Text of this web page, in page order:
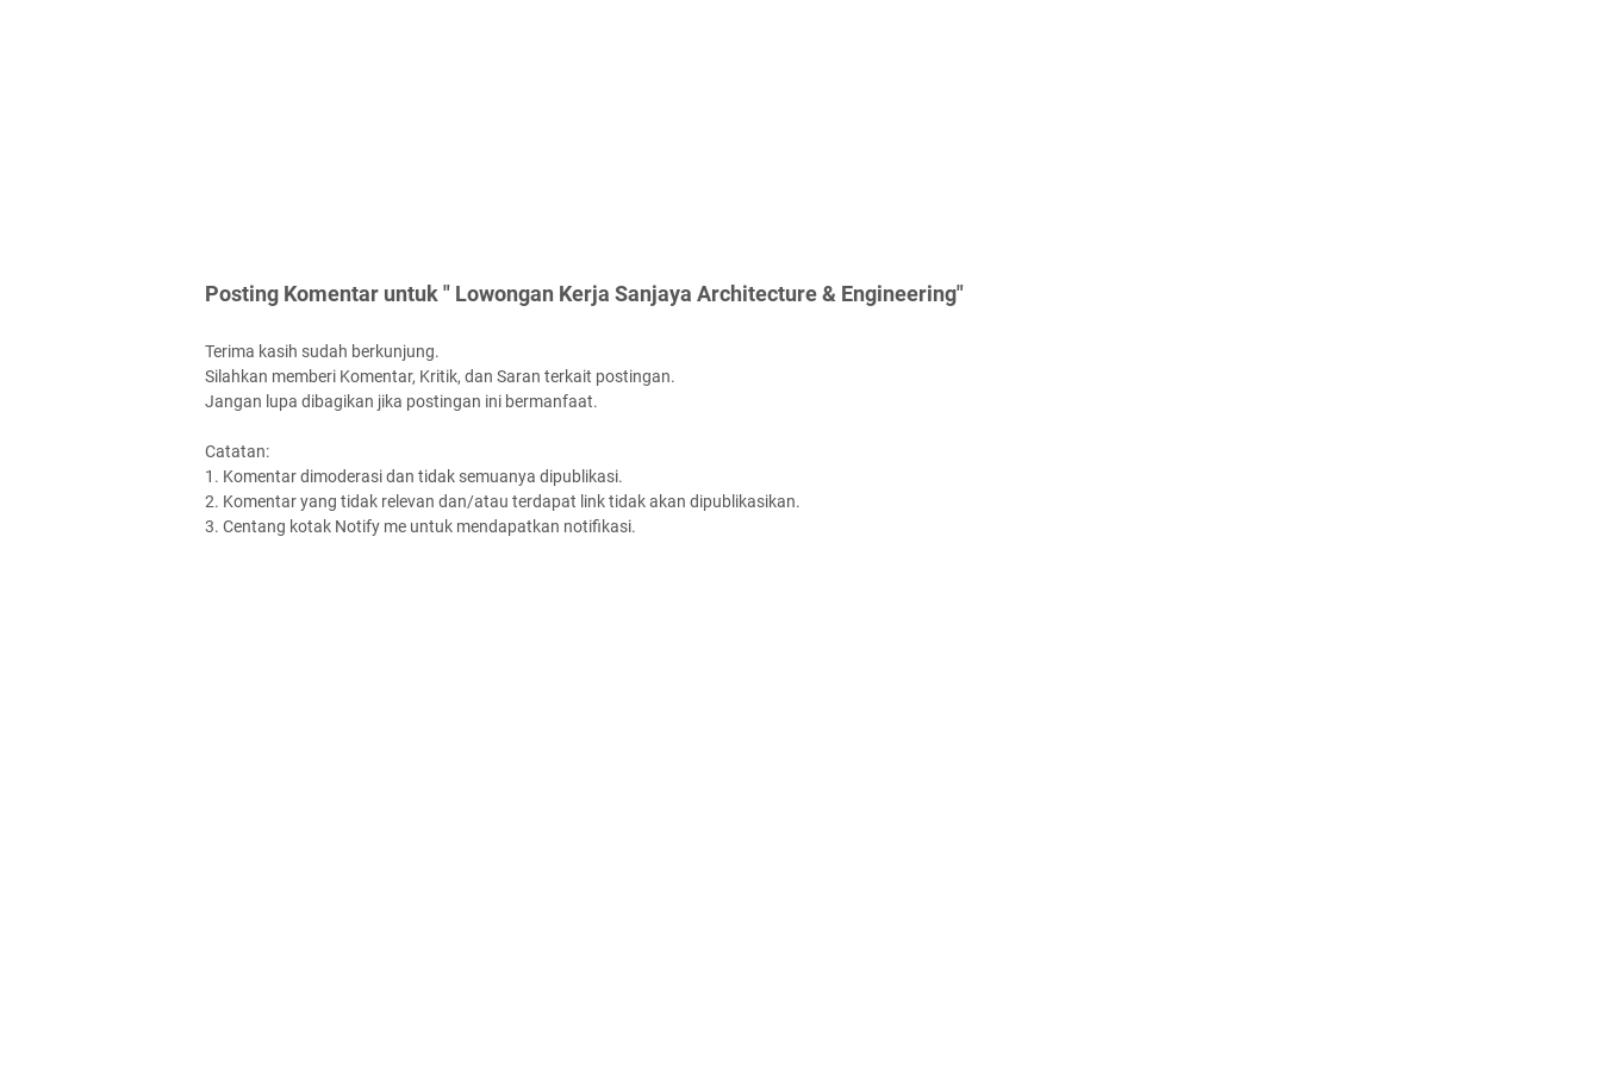
Posting Komentar untuk " Lowongan Kerja Sanjaya Architecture & Engineering"
Terima kasih sudah berkunjung.
Silahkan memberi Komentar, Kritik, dan Saran terkait postingan.
Jangan lupa dibagikan jika postingan ini bermanfaat.
Catatan:
1. Komentar dimoderasi dan tidak semuanya dipublikasi.
2. Komentar yang tidak relevan dan/atau terdapat link tidak akan dipublikasikan.
3. Centang kotak Notify me untuk mendapatkan notifikasi.